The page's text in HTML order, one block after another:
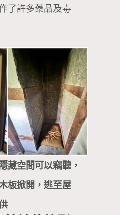
了許多藥品及毒
藏空間可以竊聽，
板掀開，逃至屋